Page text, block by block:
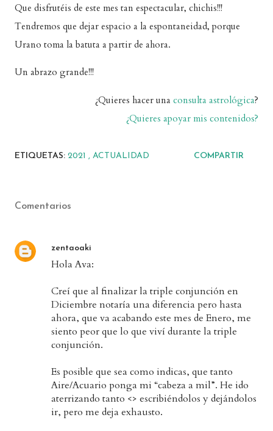
Que disfrutéis de este mes tan espectacular, chichis!!!
Tendremos que dejar espacio a la espontaneidad, porque
Urano toma la batuta a partir de ahora.
Un abrazo grande!!!
¿Quieres hacer una consulta astrológica?
¿Quieres apoyar mis contenidos?
ETIQUETAS: 2021 ACTUALIDAD COMPARTIR
Comentarios
zentaoaki
Hola Ava:
Creí que al finalizar la triple conjunción en
Diciembre notaría una diferencia pero hasta
ahora, que va acabando este mes de Enero, me
siento peor que lo que viví durante la triple
conjunción.
Es posible que sea como indicas, que tanto
Aire/Acuario ponga mi “cabeza a mil”. He ido
aterrizando tanto <> escribiéndolos y dejándolos
ir, pero me deja exhausto.